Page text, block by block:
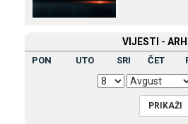
VIЈESTI -
PON UTO SRI ČET